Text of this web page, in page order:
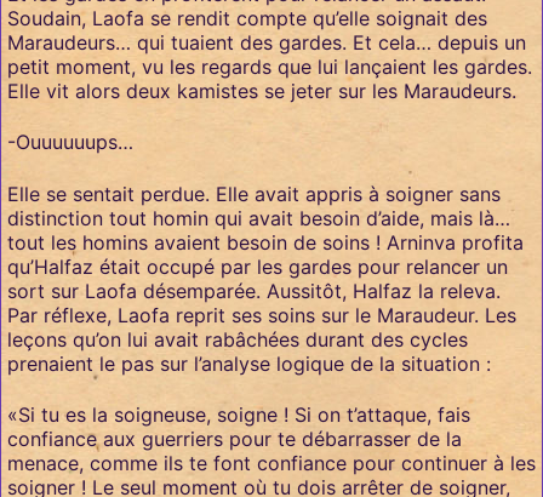
Soudain, Laofa se rendit compte qu’elle soignait des
Maraudeurs… qui tuaient des gardes. Et cela… depuis un
petit moment, vu les regards que lui lançaient les gardes.
Elle vit alors deux kamistes se jeter sur les Maraudeurs.
-Ouuuuuups…
Elle se sentait perdue. Elle avait appris à soigner sans
distinction tout homin qui avait besoin d’aide, mais là…
tout les homins avaient besoin de soins ! Arninva profita
qu’Halfaz était occupé par les gardes pour relancer un
sort sur Laofa désemparée. Aussitôt, Halfaz la releva.
Par réflexe, Laofa reprit ses soins sur le Maraudeur. Les
leçons qu’on lui avait rabâchées durant des cycles
prenaient le pas sur l’analyse logique de la situation :
«Si tu es la soigneuse, soigne ! Si on t’attaque, fais
confiance aux guerriers pour te débarrasser de la
menace, comme ils te font confiance pour continuer à les
soigner ! Le seul moment où tu dois arrêter de soigner,